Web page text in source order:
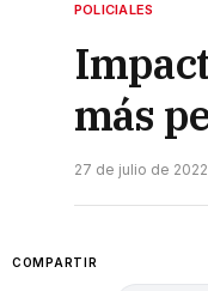
POLICIALES
más
27 de julio de 2022
COMPARTIR